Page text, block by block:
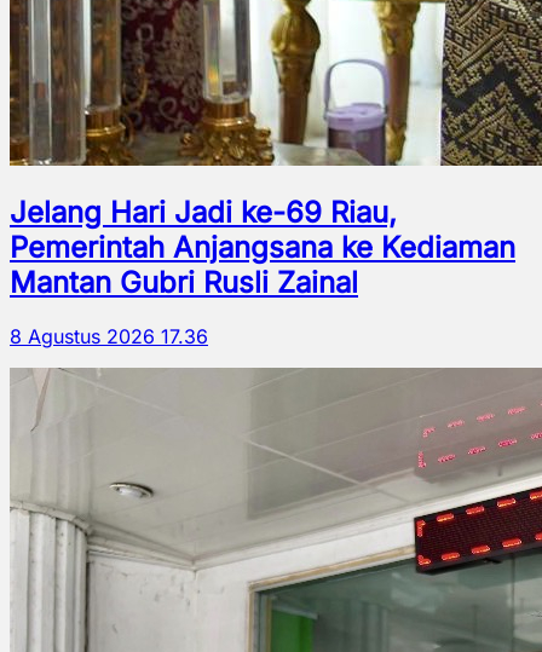
Jelang Hari Jadi ke-69 Riau,
Pemerintah Anjangsana ke Kediaman
Mantan Gubri Rusli Zainal
8 Agustus 2026 17.36